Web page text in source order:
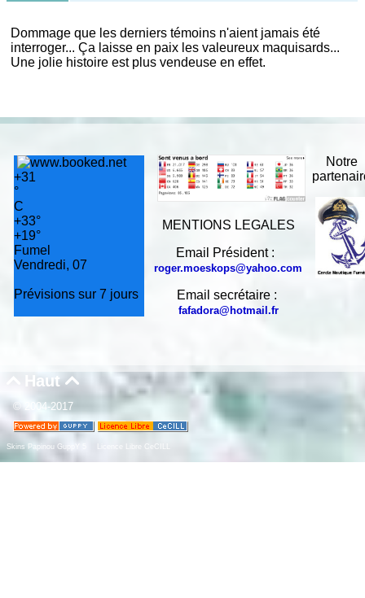
Dommage que les derniers témoins n'aient jamais été
interroger... Ça laisse en paix les valeureux maquisards...
Une jolie histoire est plus vendeuse en effet.
+31
°
C
+33°
+19°
Fumel
Vendredi, 07
Prévisions sur 7 jours
MENTIONS LEGALES
Email Président :
roger.moeskops@yahoo.com
Email secrétaire :
fafadora@hotmail.fr
Notre
Haut 
© 2004-2017
Skins Papinou GuppY 5 Licence Libre CeCILL